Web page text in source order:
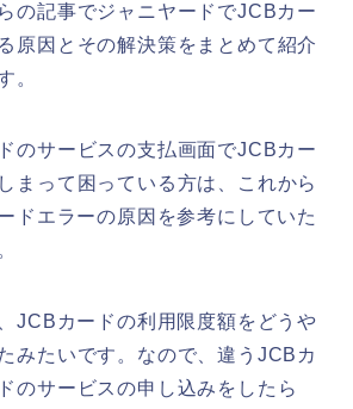
の記事でジャニヤードでJCBカー
原因とその解決策をまとめて紹介
。
のサービスの支払画面でJCBカー
まって困っている方は、これから
ドエラーの原因を参考にしていた
JCBカードの利用限度額をどうや
みたいです。なので、違うJCBカ
のサービスの申し込みをしたら